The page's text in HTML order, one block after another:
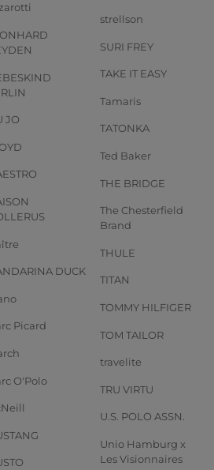
JO
DUCK
Picard
O'Polo
strellson
SURI FREY
TAKE IT EASY
Tamaris
TATONKA
Ted Baker
THE BRIDGE
The Chesterfield
Brand
THULE
TITAN
TOMMY HILFIGER
TOM TAILOR
travelite
TRU VIRTU
U.S. POLO ASSN.
Unio Hamburg x
Les Visionnaires